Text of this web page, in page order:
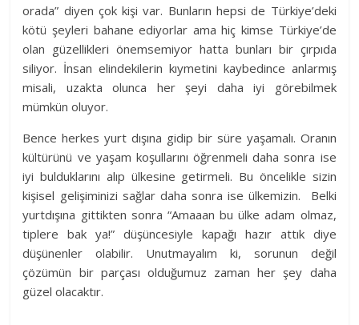
orada” diyen çok kişi var. Bunların hepsi de Türkiye’deki
kötü şeyleri bahane ediyorlar ama hiç kimse Türkiye’de
olan güzellikleri önemsemiyor hatta bunları bir çırpıda
siliyor. İnsan elindekilerin kıymetini kaybedince anlarmış
misali, uzakta olunca her şeyi daha iyi görebilmek
mümkün oluyor.
Bence herkes yurt dışına gidip bir süre yaşamalı. Oranın
kültürünü ve yaşam koşullarını öğrenmeli daha sonra ise
iyi bulduklarını alıp ülkesine getirmeli. Bu öncelikle sizin
kişisel gelişiminizi sağlar daha sonra ise ülkemizin. Belki
yurtdışına gittikten sonra “Amaaan bu ülke adam olmaz,
tiplere bak ya!” düşüncesiyle kapağı hazır attık diye
düşünenler olabilir. Unutmayalım ki, sorunun değil
çözümün bir parçası olduğumuz zaman her şey daha
güzel olacaktır.